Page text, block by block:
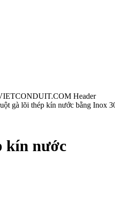
gà lõi thép kín nước bằng Inox
kín nước